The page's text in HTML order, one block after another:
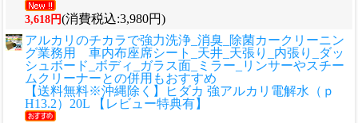
3,618円(消費税込:3,980円)
アルカリのチカラで強力洗浄_消臭_除菌カークリーニン
グ業務用 車内布座席シート_天井_天張り_内張り_ダッ
シュボード_ボディ_ガラス面_ミラー_リンサーやスチー
ムクリーナーとの併用もおすすめ
【送料無料※沖縄除く】ヒダカ 強アルカリ電解水（ｐ
H13.2）20L 【レビュー特典有】